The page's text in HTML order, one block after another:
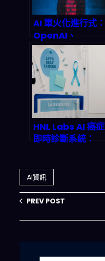
AI 軍火化進行式：
OpenAI、
Google、
Anthropic 與五
角大樓的黑暗交易
何時引爆全球危
機？
HNL Labs AI 癌症
即時診斷系統：
療檢測？
AI資訊
PREV POST